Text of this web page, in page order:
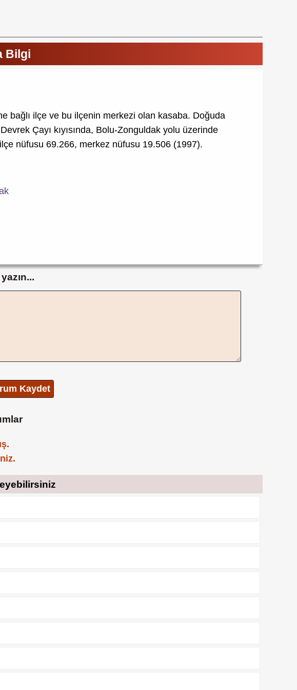
Bilgi
bağlı ilçe ve bu ilçenin merkezi olan kasaba. Doğuda
Çayı kıyısında, Bolu-Zonguldak yolu üzerinde
nüfusu 69.266, merkez nüfusu 19.506 (1997).
Kaydet